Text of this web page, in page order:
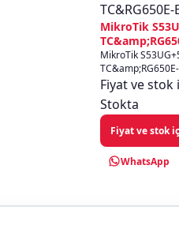
TC&RG650E-
MikroTik
MikroTik
kategorisinde yer
MikroTik Router
Fiyat ve
Stokta
Fiyat ve stok
WhatsApp